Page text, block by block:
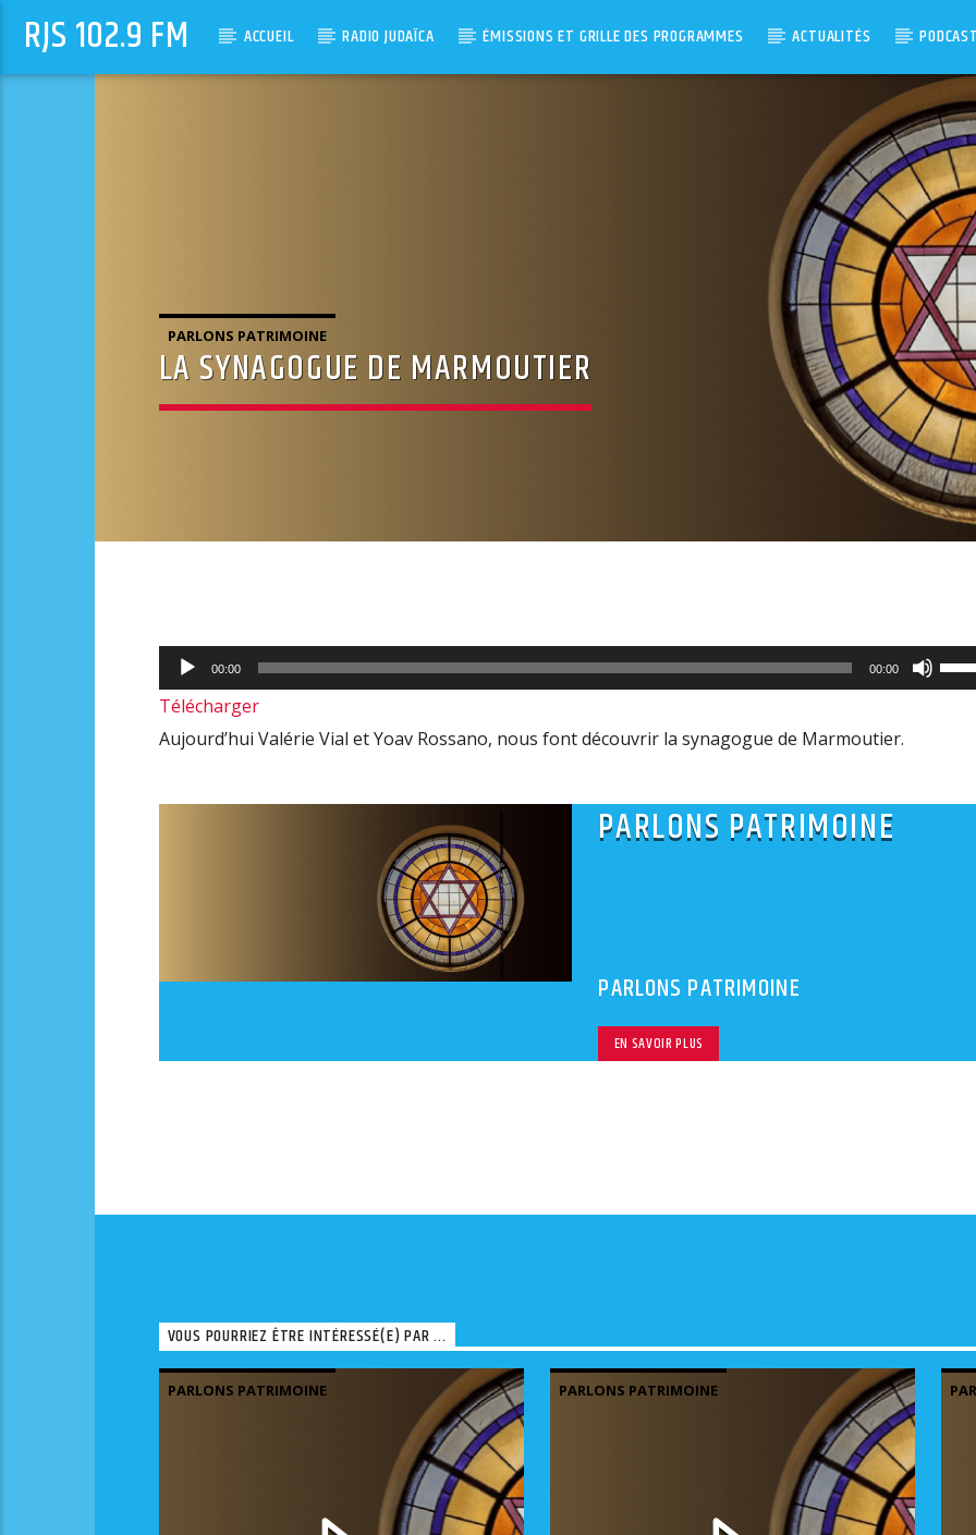
RJS 102.9 FM ACCUEIL RADIO JUDAÏCA ÉMISSIONS ET GRILLE DES PROGRAMMES ACTUALITÉS
PARLONS PATRIMOINE
LA SYNAGOGUE DE MARMOUTIER
Lecteur
audio
00:00 00:00
les
Télécharger
Aujourd’hui Valérie Vial et Yoav Rossano, nous font découvrir la synagogue de Marmoutier.
PARLONS PATRIMOINE
PARLONS PATRIMOINE
EN SAVOIR PLUS
VOUS POURRIEZ ÊTRE INTÉRESSÉ(E) PAR ...
PARLONS PATRIMOINE PARLONS PATRIMOINE